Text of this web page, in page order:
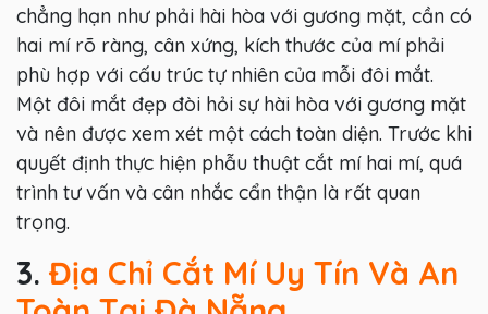
chẳng hạn như phải hài hòa với gương mặt, cần có
hai mí rõ ràng, cân xứng, kích thước của mí phải
phù hợp với cấu trúc tự nhiên của mỗi đôi mắt.
Một đôi mắt đẹp đòi hỏi sự hài hòa với gương mặt
và nên được xem xét một cách toàn diện. Trước khi
quyết định thực hiện phẫu thuật cắt mí hai mí, quá
trình tư vấn và cân nhắc cẩn thận là rất quan
trọng.
3. Địa Chỉ Cắt Mí Uy Tín Và An